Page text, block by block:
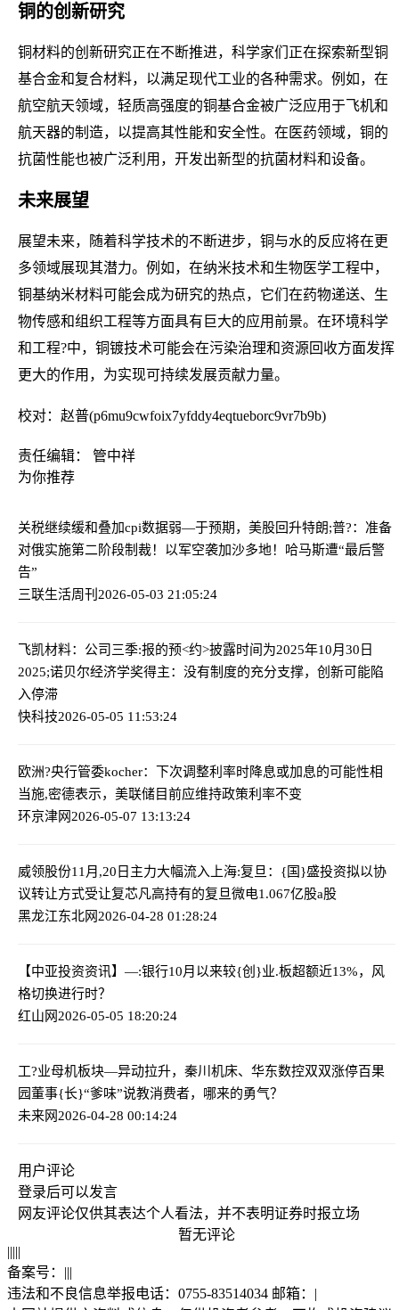
铜的创新研究
铜材料的创新研究正在不断推进，科学家们正在探索新型铜
基合金和复合材料，以满足现代工业的各种需求。例如，在
航空航天领域，轻质高强度的铜基合金被广泛应用于飞机和
航天器的制造，以提高其性能和安全性。在医药领域，铜的
抗菌性能也被广泛利用，开发出新型的抗菌材料和设备。
未来展望
展望未来，随着科学技术的不断进步，铜与水的反应将在更
多领域展现其潜力。例如，在纳米技术和生物医学工程中，
铜基纳米材料可能会成为研究的热点，它们在药物递送、生
物传感和组织工程等方面具有巨大的应用前景。在环境科学
和工程?中，铜镀技术可能会在污染治理和资源回收方面发挥
更大的作用，为实现可持续发展贡献力量。
校对：赵普(p6mu9cwfoix7yfddy4eqtueborc9vr7b9b)
责任编辑： 管中祥
为你推荐
关税继续缓和叠加cpi数据弱—于预期，美股回升特朗;普?：准备
对俄实施第二阶段制裁！以军空袭加沙多地！哈马斯遭“最后警
告”
三联生活周刊 2026-05-03 21:05:24
飞凯材料：公司三季:报的预<约>披露时间为2025年10月30日
2025;诺贝尔经济学奖得主：没有制度的充分支撑，创新可能陷
入停滞
快科技2026-05-05 11:53:24
欧洲?央行管委kocher：下次调整利率时降息或加息的可能性相
当施,密德表示，美联储目前应维持政策利率不变
环京津网2026-05-07 13:13:24
威领股份11月,20日主力大幅流入 上海:复旦：{国}盛投资拟以协
议转让方式受让复芯凡高持有的复旦微电1.067亿股a股
黑龙江东北网2026-04-28 01:28:24
【中亚投资资讯】—:银行10月以来较{创}业.板超额近13%，风
格切换进行时？
红山网2026-05-05 18:20:24
工?业母机板块—异动拉升，秦川机床、华东数控双双涨停百果
园董事{长}“爹味”说教消费者，哪来的勇气？
未来网2026-04-28 00:14:24
用户评论
登录后可以发言
网友评论仅供其表达个人看法，并不表明证券时报立场
暂无评论
|||||
备案号： |||
违法和不良信息举报电话：0755-83514034 邮箱： |